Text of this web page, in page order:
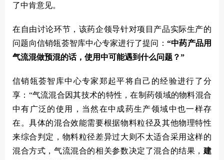
了中肯意见。
在自由讨论环节，该药企领导针对项目产品实际生产的
问题向信销瓴荟智库中心专家进行了提问： “中药产品用
气流混做预混的话，使用中可能遇到什么问题？”
信销瓴荟智库中心专家郑起平将自己的经验进行了分
享：“气流混合因其技术的特性，在制药领域的物料混合
中有广泛的使用，当然在中成药生产领域中也一样存
在。具体的混合效能需要根据物料粒径及其他物理特性
来综合判定，物料粒径差异过大则不太适合采用这样的
混合方式，气流混合的相关参数决定了混合的结果， 建